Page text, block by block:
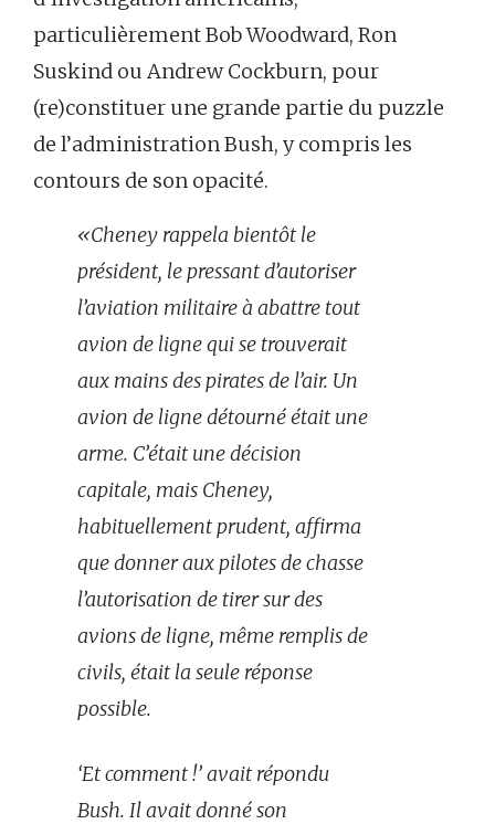
particulièrement Bob Woodward, Ron
Suskind ou Andrew Cockburn, pour
(re)constituer une grande partie du puzzle
de l’administration Bush, y compris les
contours de son opacité.
«Cheney rappela bientôt le
président, le pressant d’autoriser
l’aviation militaire à abattre tout
avion de ligne qui se trouverait
aux mains des pirates de l’air. Un
avion de ligne détourné était une
arme. C’était une décision
capitale, mais Cheney,
habituellement prudent, affirma
que donner aux pilotes de chasse
l’autorisation de tirer sur des
avions de ligne, même remplis de
civils, était la seule réponse
possible.
‘Et comment !’ avait répondu
Bush. Il avait donné son